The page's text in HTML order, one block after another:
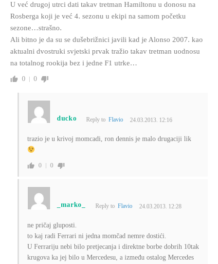
U već drugoj utrci dati takav tretman Hamiltonu u donosu na
Rosberga koji je već 4. sezonu u ekipi na samom početku
sezone…strašno.
Ali bitno je da su se dušebrižnici javili kad je Alonso 2007. kao
aktualni dvostruki svjetski prvak tražio takav tretman uodnosu
na totalnog rookija bez i jedne F1 utrke…
0 0
ducko Reply toFlavio 24.03.2013. 12:16
trazio je u krivoj momcadi, ron dennis je malo drugaciji lik
0 0
_marko_ Reply to Flavio 24.03.2013. 12:28
ne pričaj gluposti.
to kaj radi Ferrari ni jedna momčad nemre dostići.
U Ferrariju nebi bilo pretjecanja i direktne borbe dobrih 10tak
krugova ka jej bilo u Mercedesu, a između ostalog Mercedes